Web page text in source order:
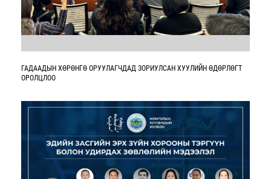
ГАДААДЫН ХӨРӨНГӨ ОРУУЛАГЧДАД ЗОРИУЛСАН ХУУЛИЙН ӨДӨРЛӨГТ
ОРОЛЦЛОО